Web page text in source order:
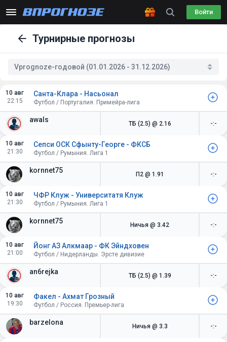
Войти
Турнирные прогнозы
Vprognoze-годовой (01.01.2026 - 31.12.2026)
10 авг
22:15
awals
Санта-Клара - Насьонал
Футбол / Португалия. Примейра-лига
ТБ (2.5) @ 2.16 -:-
10 авг
21:30
kornnet75
Сепси ОСК Сфынту-Георге - ФКСБ
Футбол / Румыния. Лига 1
П2 @ 1.91 -:-
10 авг
21:30
kornnet75
ЧФР Клуж - Университатя Клуж
Футбол / Румыния. Лига 1
Ничья @ 3.42 -:-
10 авг
21:00
an6rejka
Йонг АЗ Алкмаар - ФК Эйндховен
Футбол / Нидерланды. Эрсте дивизие
ТБ (2.5) @ 1.39 -:-
10 авг
19:30
barzelona
Факел - Ахмат Грозный
Футбол / Россия. Премьер-лига
Ничья @ 3.3 -:-